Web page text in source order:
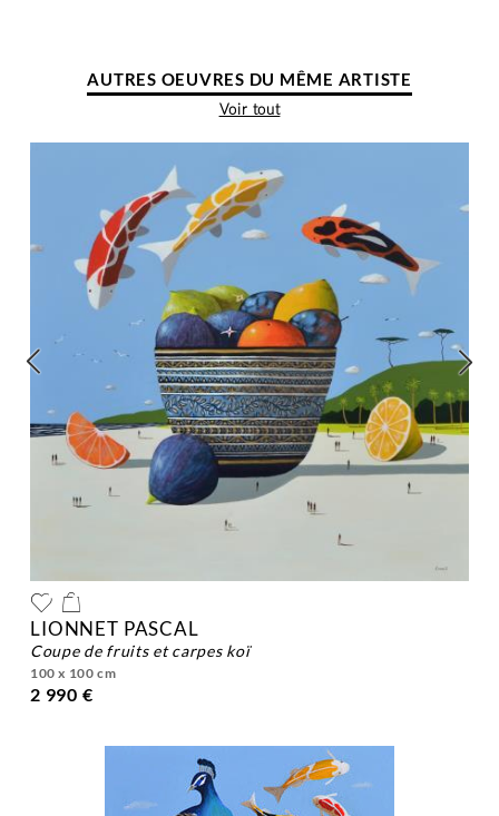
AUTRES OEUVRES DU MÊME ARTISTE
Voir tout
LIONNET PASCAL
coupe de fruits et carpes koï
100 x 100 cm
2 990 €